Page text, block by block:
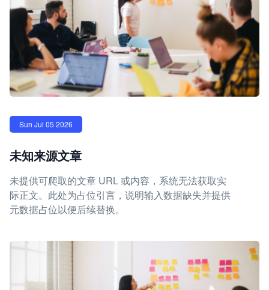
Sun Jul 05 2026
未知来源文章
未提供可爬取的文章 URL 或内容，系统无法获取实
际正文。此处为占位引言，说明输入数据缺失并提供
元数据占位以便后续替换。